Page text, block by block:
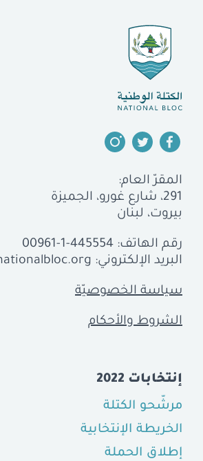
المقرّ العام:
291، شارع غورو، الجميزة
بيروت، لبنان
رقم الهاتف: 00961-1-445554
البريد الإلكتروني:
سياسة الخصوصيّة
الشروط والأحكام
إنتخابات 2022
مرشّحو الكتلة
الخريطة الإنتخابية
إطلاق الحملة